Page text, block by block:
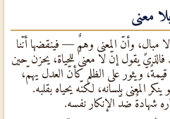
معنى
وأنّ المعنى وهمٌ — فينقضها أنّنا
فالذي يقول إنّ لا معنىً للحياة، يحزن حين
ويثور على الظلم كأنّ العدل يهمّ،
المعنى بلسانه، لكنّه يحياه بقلبه.
شهادةٌ ضدّ الإنكار نفسه.